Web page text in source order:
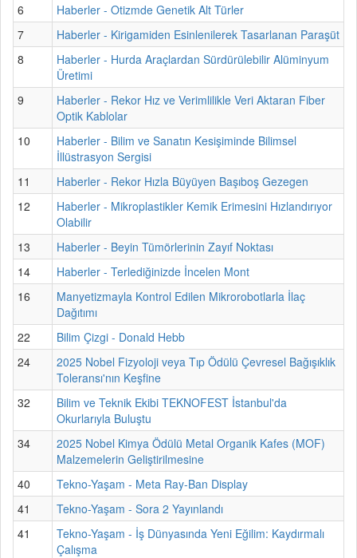
6
Haberler - Otizmde Genetik Alt Türler
7
Haberler - Kirigamiden Esinlenilerek Tasarlanan Paraşüt
8
Haberler - Hurda Araçlardan Sürdürülebilir Alüminyum
Üretimi
9
Haberler - Rekor Hız ve Verimlilikle Veri Aktaran Fiber
Optik Kablolar
10
Haberler - Bilim ve Sanatın Kesişiminde Bilimsel
İllüstrasyon Sergisi
11
Haberler - Rekor Hızla Büyüyen Başıboş Gezegen
12
Haberler - Mikroplastikler Kemik Erimesini Hızlandırıyor
Olabilir
13
Haberler - Beyin Tümörlerinin Zayıf Noktası
14
Haberler - Terlediğinizde İncelen Mont
16
Manyetizmayla Kontrol Edilen Mikrorobotlarla İlaç
Dağıtımı
22
Bilim Çizgi - Donald Hebb
24
2025 Nobel Fizyoloji veya Tıp Ödülü Çevresel Bağışıklık
Toleransı'nın Keşfine
32
Bilim ve Teknik Ekibi TEKNOFEST İstanbul'da
Okurlarıyla Buluştu
34
2025 Nobel Kimya Ödülü Metal Organik Kafes (MOF)
Malzemelerin Geliştirilmesine
40
Tekno-Yaşam - Meta Ray-Ban Display
41
Tekno-Yaşam - Sora 2 Yayınlandı
41
Tekno-Yaşam - İş Dünyasında Yeni Eğilim: Kaydırmalı
Çalışma